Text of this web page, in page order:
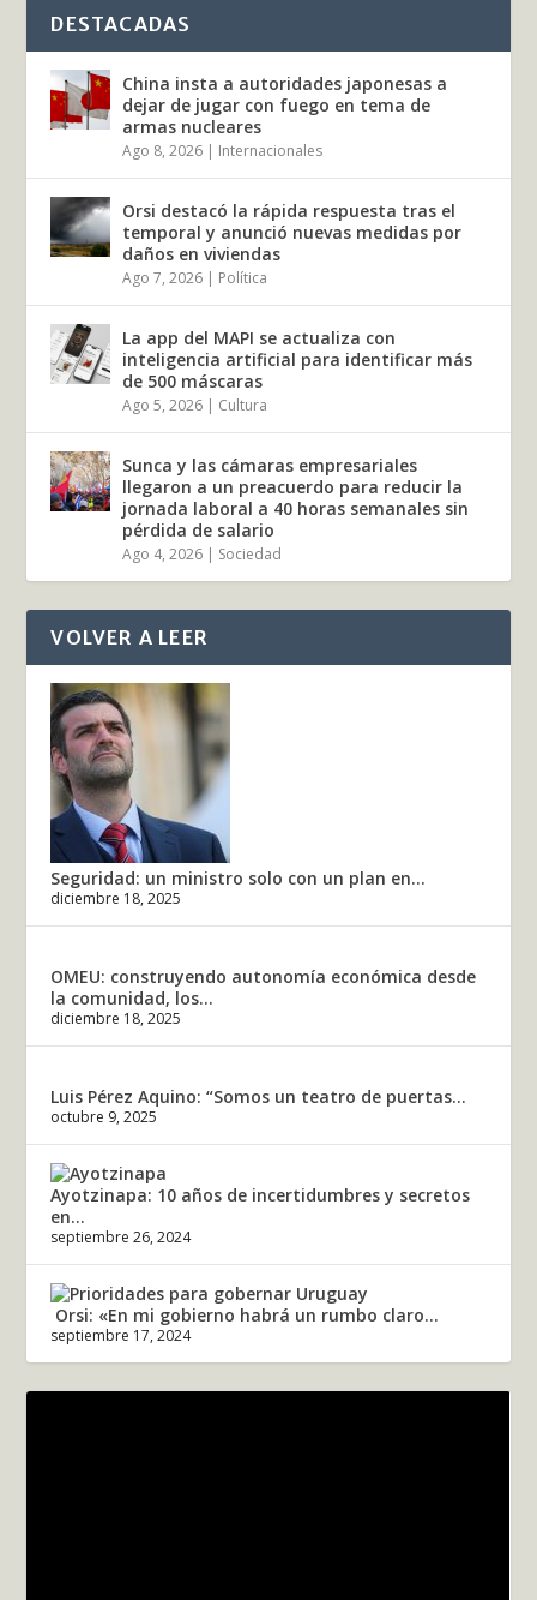
DESTACADAS
China insta a autoridades japonesas a
dejar de jugar con fuego en tema de
armas nucleares
Ago 8, 2026 | Internacionales
Orsi destacó la rápida respuesta tras el
temporal y anunció nuevas medidas por
daños en viviendas
Ago 7, 2026 | Política
La app del MAPI se actualiza con
inteligencia artificial para identificar más
de 500 máscaras
Ago 5, 2026 | Cultura
Sunca y las cámaras empresariales
llegaron a un preacuerdo para reducir la
jornada laboral a 40 horas semanales sin
pérdida de salario
Ago 4, 2026 | Sociedad
VOLVER A LEER
Seguridad: un ministro solo con un plan en...
diciembre 18, 2025
OMEU: construyendo autonomía económica desde
la comunidad, los...
diciembre 18, 2025
Luis Pérez Aquino: “Somos un teatro de puertas...
octubre 9, 2025
Ayotzinapa: 10 años de incertidumbres y secretos
en...
septiembre 26, 2024
Orsi: «En mi gobierno habrá un rumbo claro...
septiembre 17, 2024